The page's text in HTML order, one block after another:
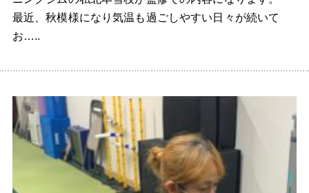
最近、秋模様になり気温も過ごしやすい日々が続いて
お…..